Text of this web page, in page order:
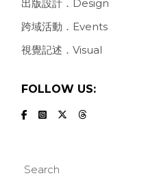
出版設計．Design
跨域活動．Events
視覺記述．Visual
FOLLOW US:
Search